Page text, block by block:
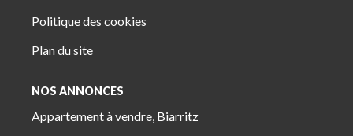
Politique des cookies
Plan du site
NOS ANNONCES
Appartement à vendre, Biarritz